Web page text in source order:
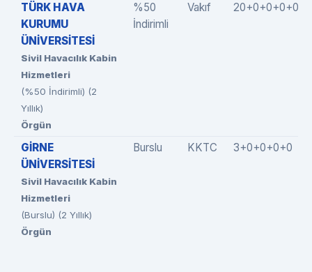
TÜRK HAVA
KURUMU
ÜNİVERSİTESİ
Sivil Havacılık Kabin
Hizmetleri
(%50 İndirimli) (2
Yıllık)
Örgün
%50
İndirimli
Vakıf 20+0+0+0+0
GİRNE
ÜNİVERSİTESİ
Sivil Havacılık Kabin
Hizmetleri
(Burslu) (2 Yıllık)
Örgün
Burslu KKTC 3+0+0+0+0